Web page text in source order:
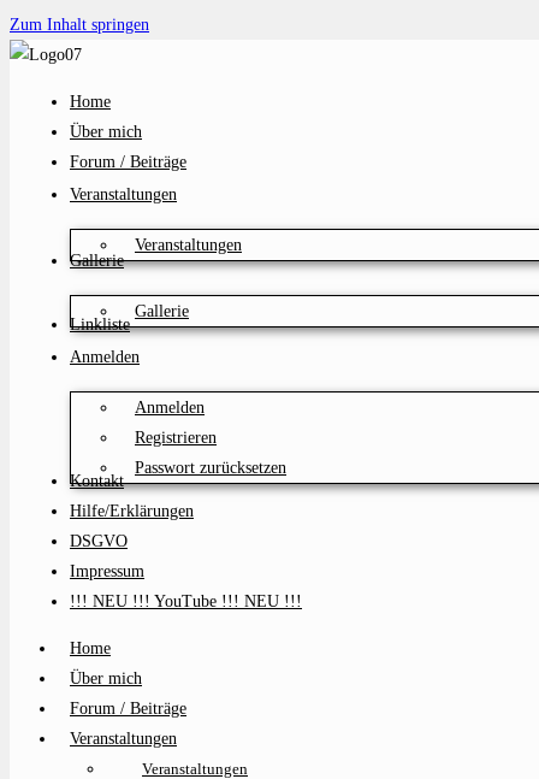
Zum Inhalt springen
Home
Über mich
Forum / Beiträge
Veranstaltungen
Veranstaltungen
Gallerie
Gallerie
Linkliste
Anmelden
Anmelden
Registrieren
Passwort zurücksetzen
Kontakt
Hilfe/Erklärungen
DSGVO
Impressum
!!! NEU !!! YouTube !!! NEU !!!
Home
Über mich
Forum / Beiträge
Veranstaltungen
Veranstaltungen